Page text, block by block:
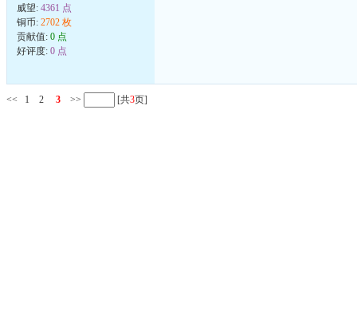
威望: 4361 点
铜币: 2702 枚
贡献值: 0 点
好评度: 0 点
<< 1 2 3 >> [共3页]